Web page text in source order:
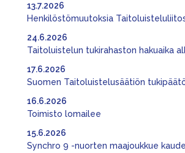
Henkilöstömuutoksia
13.7.2026
Taitoluistelun tukirahaston hakuaika
24.6.2026
Suomen Taitoluistelusäätiön
17.6.2026
Toimisto lomailee
16.6.2026
Synchro 9 -nuorten maajoukkue
15.6.2026